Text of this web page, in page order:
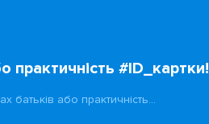
практичність #ID_картки!
батьків або практичність…